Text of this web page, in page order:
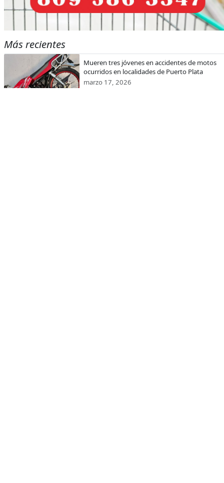
Más recientes
Mueren tres jóvenes en accidentes de motos
ocurridos en localidades de Puerto Plata
marzo 17, 2026